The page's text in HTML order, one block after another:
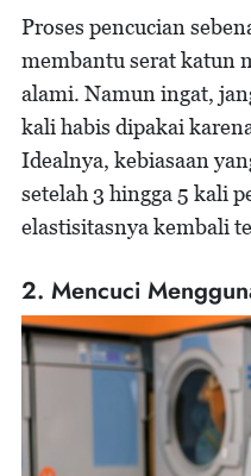
Proses pencucian
membantu serat katun
alami. Namun ingat,
kali habis dipakai
Idealnya, kebiasaan
setelah 3 hingga 5 kali
elastisitasnya kembali
2. Mencuci